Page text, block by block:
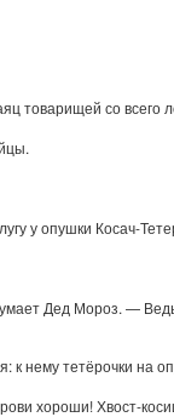
товарищей со всего
у опушки Косач-
Дед Мороз. — Ведь
к нему тетёрочки на
хороши! Хвост-